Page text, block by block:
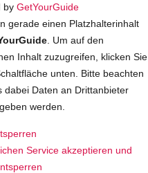
by GetYourGuide
gerade einen Platzhalterinhalt
. Um auf den
Inhalt zuzugreifen, klicken Sie
unten. Bitte beachten
dabei Daten an Drittanbieter
werden.
Service akzeptieren und